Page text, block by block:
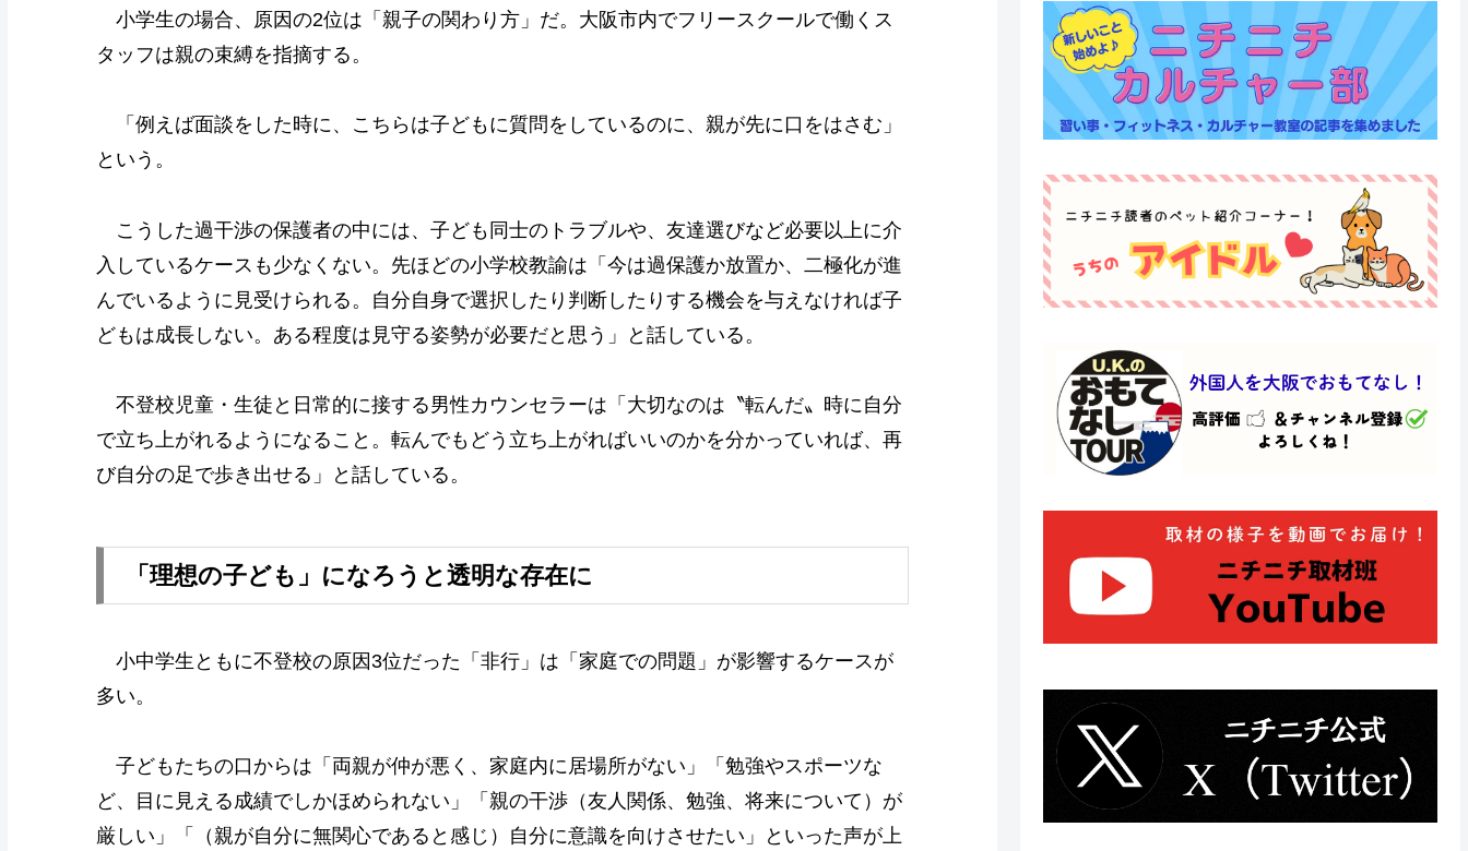
小学生の場合、原因の2位は「親子の関わり方」だ。大阪市内でフリースクールで働くス
タッフは親の束縛を指摘する。
「例えば面談をした時に、こちらは子どもに質問をしているのに、親が先に口をはさむ」
という。
こうした過干渉の保護者の中には、子ども同士のトラブルや、友達選びなど必要以上に介
入しているケースも少なくない。先ほどの小学校教諭は「今は過保護か放置か、二極化が進
んでいるように見受けられる。自分自身で選択したり判断したりする機会を与えなければ子
どもは成長しない。ある程度は見守る姿勢が必要だと思う」と話している。
不登校児童・生徒と日常的に接する男性カウンセラーは「大切なのは〝転んだ〟時に自分
で立ち上がれるようになること。転んでもどう立ち上がればいいのかを分かっていれば、再
び自分の足で歩き出せる」と話している。
「理想の子ども」になろうと透明な存在に
小中学生ともに不登校の原因3位だった「非行」は「家庭での問題」が影響するケースが
多い。
子どもたちの口からは「両親が仲が悪く、家庭内に居場所がない」「勉強やスポーツな
ど、目に見える成績でしかほめられない」「親の干渉（友人関係、勉強、将来について）が
厳しい」「（親が自分に無関心であると感じ）自分に意識を向けさせたい」といった声が上